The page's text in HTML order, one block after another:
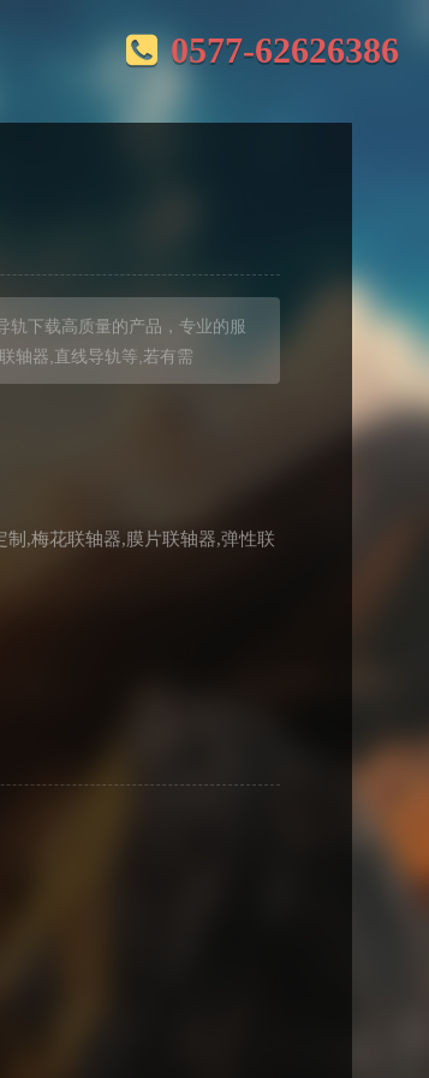
轨下载高质量的产品，专业的服
轴器,直线导轨等,若有需
,梅花联轴器,膜片联轴器,弹性联
0577-62626386